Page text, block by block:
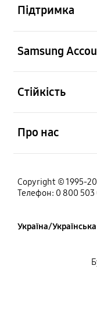
Підтримка
Samsung
Стійкість
Про нас
Copyright © 1995-
Телефон: 0 800 503
Україна/Українська